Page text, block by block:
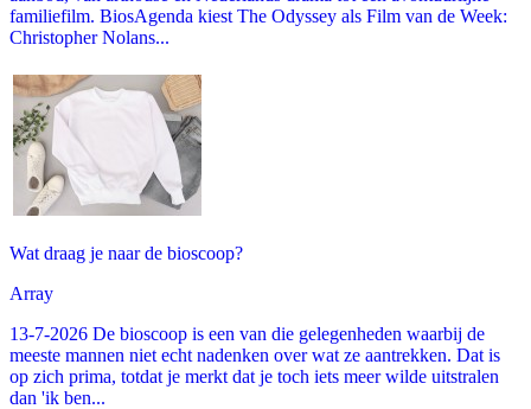
familiefilm. BiosAgenda kiest The Odyssey als Film van de Week:
Christopher Nolans...
Wat draag je naar de bioscoop?
Array
13-7-2026 De bioscoop is een van die gelegenheden waarbij de
meeste mannen niet echt nadenken over wat ze aantrekken. Dat is
op zich prima, totdat je merkt dat je toch iets meer wilde uitstralen
dan 'ik ben...